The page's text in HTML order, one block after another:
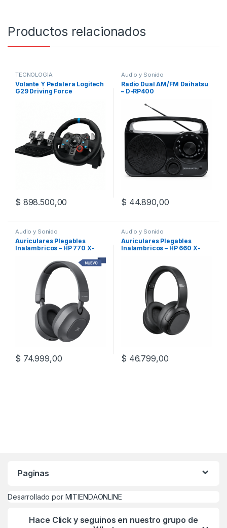
Productos relacionados
TECNOLOGÍA
Volante Y Pedalera Logitech
G29 Driving Force
$ 898.500,00
Audio y Sonido
Radio Dual AM/FM Daihatsu
– D-RP400
$ 44.890,00
Audio y Sonido
Auriculares Plegables
Inalambricos – HP 770 X-
$ 74.999,00
Audio y Sonido
Auriculares Plegables
Inalambricos – HP 660 X-
$ 46.799,00
Paginas
Desarrollado por MITIENDAONLINE
Hace Click y seguinos en nuestro grupo de